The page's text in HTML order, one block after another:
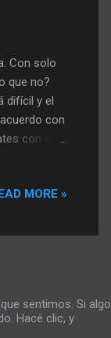
Con solo
que no?
difícil y el
con
con tu
haber
MORE »
sentimos. Si algo
Hacé clic, y